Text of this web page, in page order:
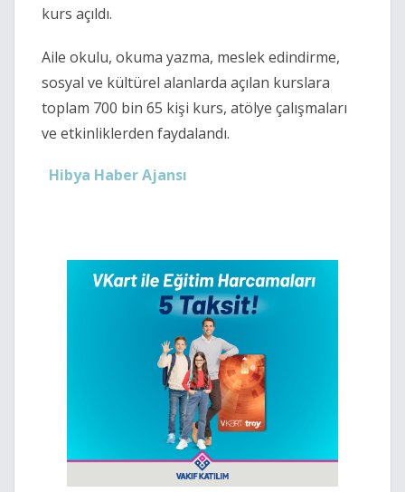
kurs açıldı.
Aile okulu, okuma yazma, meslek edindirme,
sosyal ve kültürel alanlarda açılan kurslara
toplam 700 bin 65 kişi kurs, atölye çalışmaları
ve etkinliklerden faydalandı.
Hibya Haber Ajansı